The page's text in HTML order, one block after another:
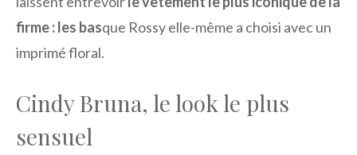
firme : les basque Rossy elle-même a choisi avec un
imprimé floral.
Cindy Bruna, le look le plus
sensuel